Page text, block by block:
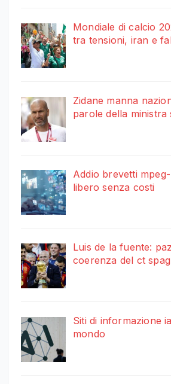
Mondiale di calcio
tra tensioni, iran e
Zidane manna
parole della ministra
Addio brevetti
libero senza costi
Luis de la fuente:
coerenza del ct
Siti di informazione
mondo